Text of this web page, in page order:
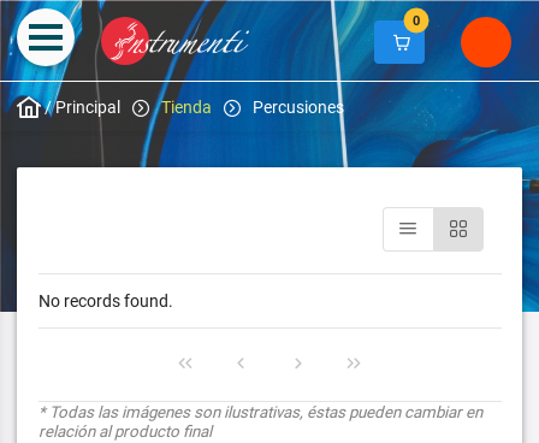
0
/Principal Tienda Percusiones
No records found.
* Todas las imágenes son ilustrativas, éstas pueden cambiar en
relación al producto final